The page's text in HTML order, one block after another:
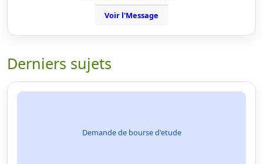
Voir l'Message
Derniers sujets
Demande de bourse d'etude